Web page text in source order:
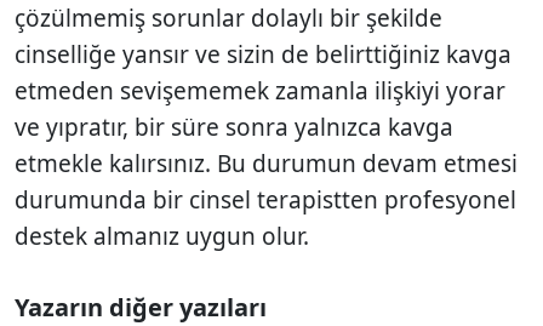
çözülmemiş sorunlar dolaylı bir şekilde
cinselliğe yansır ve sizin de belirttiğiniz kavga
etmeden sevişememek zamanla ilişkiyi yorar
ve yıpratır, bir süre sonra yalnızca kavga
etmekle kalırsınız. Bu durumun devam etmesi
durumunda bir cinsel terapistten profesyonel
destek almanız uygun olur.
Yazarın diğer yazıları